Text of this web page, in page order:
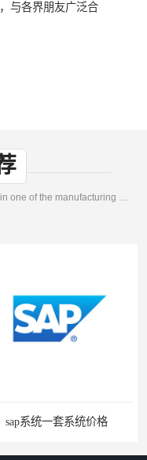
与各界朋友广泛合
sap系统一套系统价格